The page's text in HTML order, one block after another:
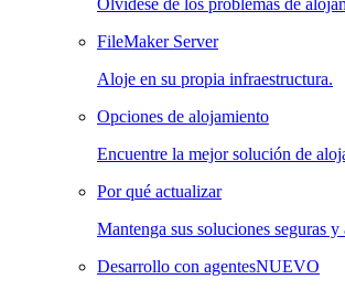
Olvídese de los problemas de
FileMaker Server
Aloje en su propia infraestructura.
Opciones de alojamiento
Encuentre la mejor solución de
Por qué actualizar
Mantenga sus soluciones seguras y
Desarrollo con agentesNUEVO